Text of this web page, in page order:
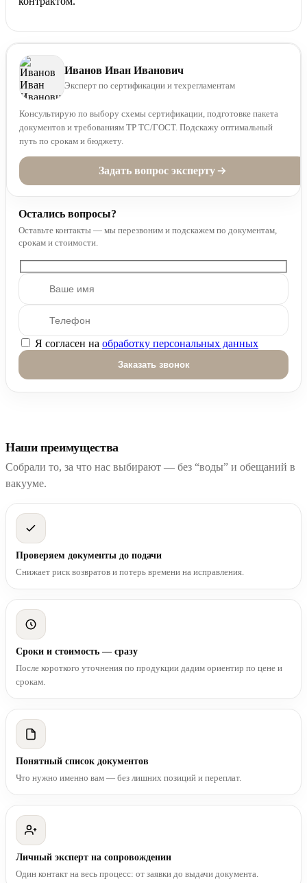
Иванов Иван Иванович
Эксперт по сертификации и техрегламентам
Консультирую по выбору схемы сертификации, подготовке пакета
документов и требованиям ТР ТС/ГОСТ. Подскажу оптимальный
путь по срокам и бюджету.
Задать вопрос эксперту
Остались вопросы?
Оставьте контакты — мы перезвоним и подскажем по документам,
срокам и стоимости.
Оставьте это поле пустым.
Я согласен на обработку персональных данных
Наши преимущества
Собрали то, за что нас выбирают — без “воды” и обещаний в
вакууме.
Проверяем документы до подачи
Снижает риск возвратов и потерь времени на исправления.
Сроки и стоимость — сразу
После короткого уточнения по продукции дадим ориентир по цене и
срокам.
Понятный список документов
Что нужно именно вам — без лишних позиций и переплат.
Личный эксперт на сопровождении
Один контакт на весь процесс: от заявки до выдачи документа.